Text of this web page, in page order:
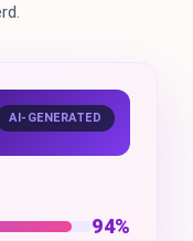
AI-GENERATED
94%